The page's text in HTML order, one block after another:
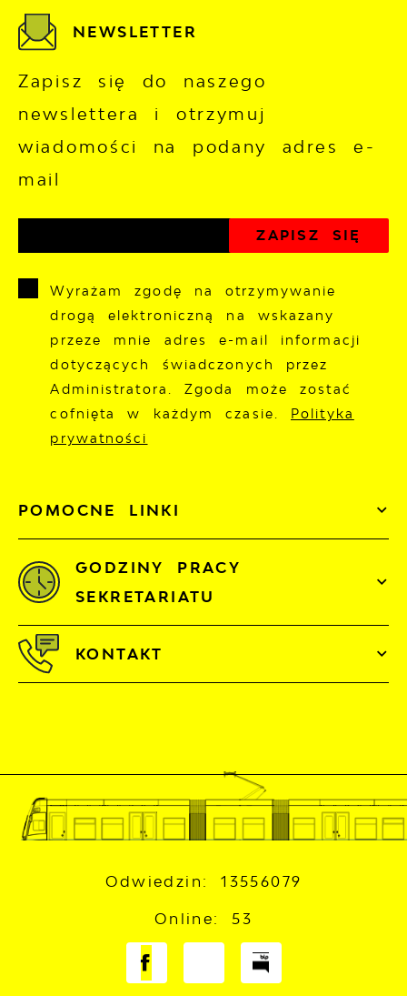
POMOCNE LINKI
NEWSLETTER
Zapisz się do naszego
newslettera i otrzymuj
wiadomości na podany adres e-
mail
Wyrażam zgodę na otrzymywanie
drogą elektroniczną na wskazany
przeze mnie adres e-mail informacji
dotyczących świadczonych przez
Administratora. Zgoda może zostać
cofnięta w każdym czasie. Polityka
prywatności
GODZINY PRACY
SEKRETARIATU
KONTAKT
Odwiedzin: 13556079
Online: 53